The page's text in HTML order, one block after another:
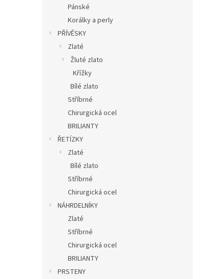
Pánské
Korálky a perly
PŘÍVĚSKY
Zlaté
Žluté zlato
Křížky
Bílé zlato
Stříbrné
Chirurgická ocel
BRILIANTY
ŘETÍZKY
Zlaté
Bílé zlato
Stříbrné
Chirurgická ocel
NÁHRDELNÍKY
Zlaté
Stříbrné
Chirurgická ocel
BRILIANTY
PRSTENY